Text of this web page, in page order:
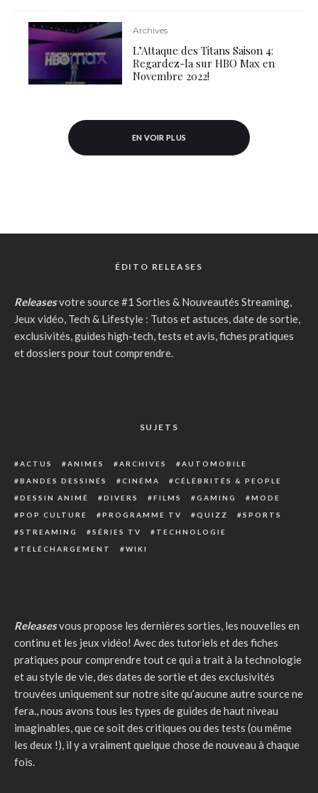
Archives
L’Attaque des Titans Saison 4:
Regardez-la sur HBO Max en
Novembre 2022!
EN VOIR PLUS
ÉDITO RELEASES
Releasesvotre source #1 Sorties & Nouveautés Streaming,
Jeux vidéo, Tech & Lifestyle : Tutos et astuces, date de sortie,
exclusivités, guides high-tech, tests et avis, fiches pratiques
et dossiers pour tout comprendre.
SUJETS
ACTUS ANIMES ARCHIVES
AUTOMOBILE
BANDES DESSINÉS
CINÉMA
CÉLÉBRITÉS & PEOPLE
DESSIN ANIMÉ
DIVERS FILMS GAMING
MODE
POP CULTURE
PROGRAMME TV QUIZZ
SPORTS
STREAMING
SÉRIES TV
TECHNOLOGIE
TÉLÉCHARGEMENT
WIKI
Releasesvous propose les dernières sorties, les nouvelles en
continu et les jeux vidéo! Avec des tutoriels et des fiches
pratiques pour comprendre tout ce qui a trait à la technologie
et au style de vie, des dates de sortie et des exclusivités
trouvées uniquement sur notre site qu’aucune autre source ne
fera., nous avons tous les types de guides de haut niveau
imaginables, que ce soit des critiques ou des tests (ou même
les deux !), il y a vraiment quelque chose de nouveau à chaque
fois.